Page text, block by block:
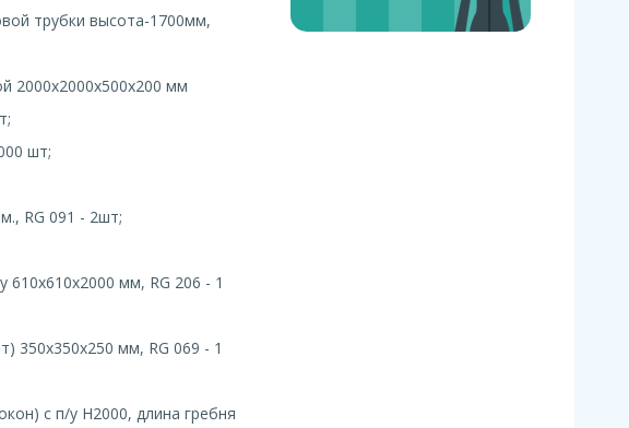
трубки высота-1700мм,
2000х2000х500х200 мм
шт;
RG 091 - 2шт;
мм, RG 206 - 1
350х350х250 мм, RG 069 - 1
с п/у Н2000, длина гребня